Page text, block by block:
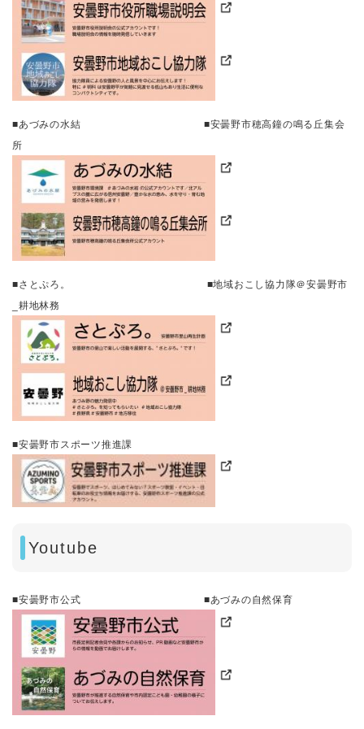
■あづみの水結 ■安曇野市穂高鐘の鳴る丘集会
所​
■さとぷろ。 ■地域おこし協力隊＠安曇野市
_耕地林務​
■安曇野市スポーツ推進課
Youtube
■安曇野市公式 ■あづみの自然保育​